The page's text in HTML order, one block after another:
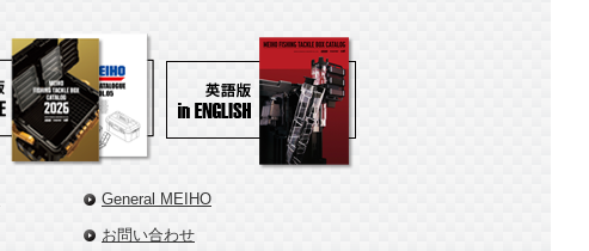
General MEIHO
お問い合わせ